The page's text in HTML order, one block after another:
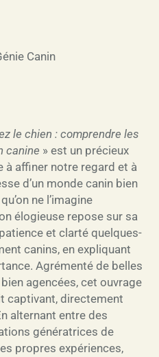
Canin
le chien : comprendre les
canine » est un précieux
à affiner notre regard et à
d’un monde canin bien
ne l’imagine
élogieuse repose sur sa
et clarté quelques-
canins, en expliquant
Agrémenté de belles
agencées, cet ouvrage
captivant, directement
alternant entre des
génératrices de
propres expériences,